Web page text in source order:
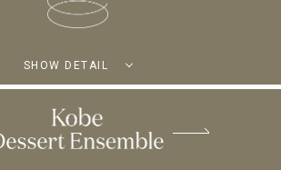
SHOW DETAIL